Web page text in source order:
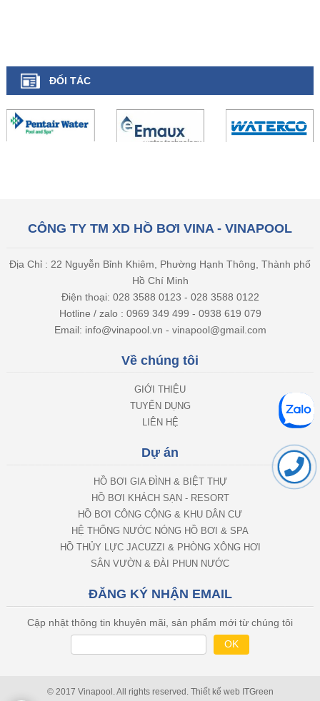
ĐỐI TÁC
CÔNG TY TM XD HỒ BƠI VINA - VINAPOOL
Địa Chỉ : 22 Nguyễn Bỉnh Khiêm, Phường Hạnh Thông, Thành phố
Hồ Chí Minh
Điện thoại: 028 3588 0123 - 028 3588 0122
Hotline / zalo : 0969 349 499 - 0938 619 079
Email: info@vinapool.vn - vinapool@gmail.com
Về chúng tôi
GIỚI THIỆU
TUYỂN DỤNG
LIÊN HỆ
Dự án
HỒ BƠI GIA ĐÌNH & BIỆT THỰ
HỒ BƠI KHÁCH SẠN - RESORT
HỒ BƠI CÔNG CỘNG & KHU DÂN CƯ
HỆ THỐNG NƯỚC NÓNG HỒ BƠI & SPA
HỒ THỦY LỰC JACUZZI & PHÒNG XÔNG HƠI
SÂN VƯỜN & ĐÀI PHUN NƯỚC
ĐĂNG KÝ NHẬN EMAIL
Cập nhật thông tin khuyên mãi, sản phẩm mới từ chúng tôi
© 2017 Vinapool. All rights reserved. Thiết kế web ITGreen